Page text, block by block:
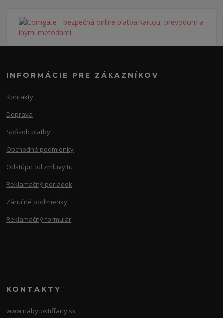
INFORMÁCIE PRE ZÁKAZNÍKOV
Kontakty
Doprava
Spôsob platby
Obchodné podmienky
Odstúpiť od zmluvy tu
Reklamačný poriadok
Záručné podmienky
Reklamačný formulár
KONTAKTY
www.nabytoktiffany.sk